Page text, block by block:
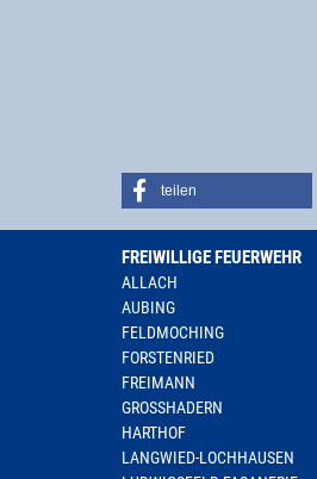
teilen
FREIWILLIGE FEUERWEHR
ALLACH
AUBING
FELDMOCHING
FORSTENRIED
FREIMANN
GROSSHADERN
HARTHOF
LANGWIED-LOCHHAUSEN